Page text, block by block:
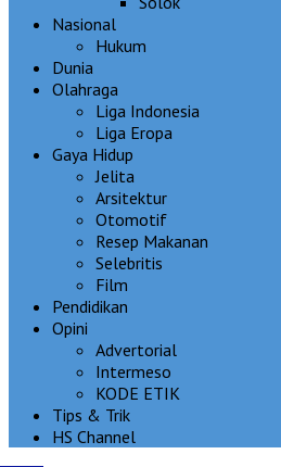
Nasional
Hukum
Dunia
Olahraga
Liga Indonesia
Liga Eropa
Gaya Hidup
Jelita
Arsitektur
Otomotif
Resep Makanan
Selebritis
Film
Pendidikan
Opini
Advertorial
Intermeso
KODE ETIK
Tips & Trik
HS Channel